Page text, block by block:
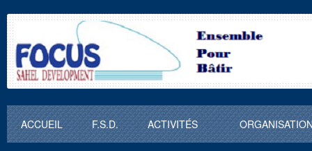
ACCUEIL F.S.D. ACTIVITÉS